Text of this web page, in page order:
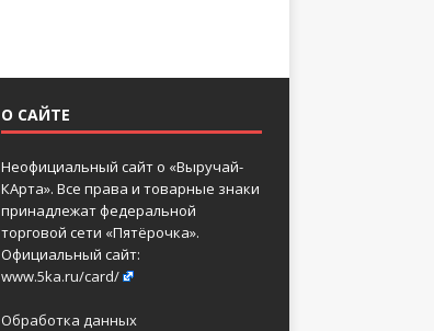
О САЙТЕ
Неофициальный сайт о «Выручай-
КАрта». Все права и товарные знаки
принадлежат федеральной
торговой сети «Пятёрочка».
Официальный сайт:
www.5ka.ru/card/
Обработка данных